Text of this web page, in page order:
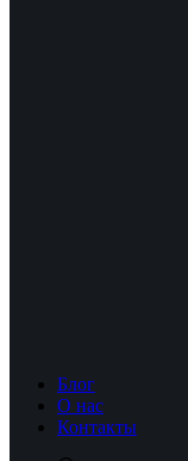
Блог
О нас
Контакты